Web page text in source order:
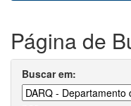
Página de
Buscar em: